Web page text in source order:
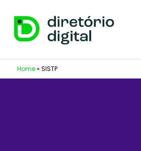
Home» SISTP